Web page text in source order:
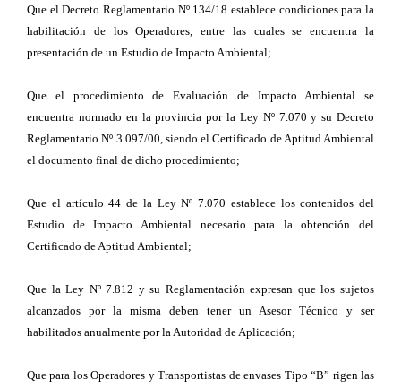
Que el Decreto Reglamentario Nº 134/18 establece condiciones para la
habilitación de los Operadores, entre las cuales se encuentra la
presentación de un Estudio de Impacto Ambiental;
Que el procedimiento de Evaluación de Impacto Ambiental se
encuentra normado en la provincia por la Ley Nº 7.070 y su Decreto
Reglamentario Nº 3.097/00, siendo el Certificado de Aptitud Ambiental
el documento final de dicho procedimiento;
Que el artículo 44 de la Ley Nº 7.070 establece los contenidos del
Estudio de Impacto Ambiental necesario para la obtención del
Certificado de Aptitud Ambiental;
Que la Ley Nº 7.812 y su Reglamentación expresan que los sujetos
alcanzados por la misma deben tener un Asesor Técnico y ser
habilitados anualmente por la Autoridad de Aplicación;
Que para los Operadores y Transportistas de envases Tipo “B” rigen las